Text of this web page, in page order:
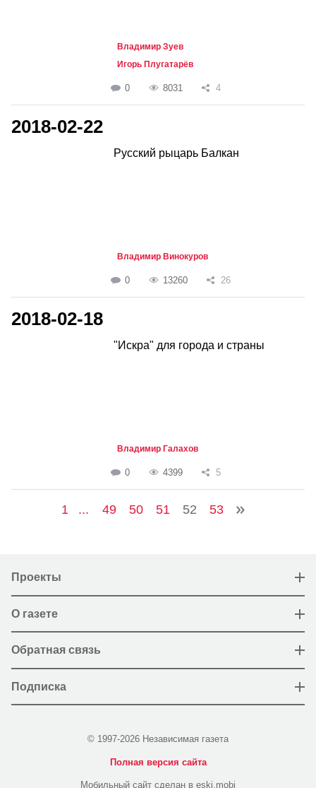
Владимир Зуев
Игорь Плугатарёв
0 8031 4
2018-02-22
Русский рыцарь Балкан
Владимир Винокуров
0 13260 26
2018-02-18
"Искра" для города и страны
Владимир Галахов
0 4399 5
1 ... 49 50 51 52 53
Проекты
О газете
Обратная связь
Подписка
© 1997-2026 Независимая газета
Полная версия сайта
Мобильный сайт сделан в eski.mobi